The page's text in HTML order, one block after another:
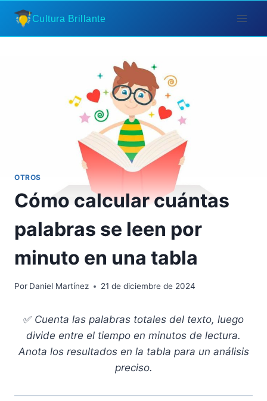
Saltar
contenido
Cultura Brillante
OTROS
Cómo calcular cuántas
palabras se leen por
minuto en una tabla
Por Daniel Martínez 21 de diciembre de 2024
✅ Cuenta las palabras totales del texto, luego
divide entre el tiempo en minutos de lectura.
Anota los resultados en la tabla para un análisis
preciso.